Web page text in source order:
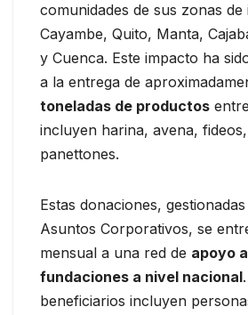
comunidades de sus zonas de
Cayambe, Quito, Manta,
y Cuenca. Este impacto ha
a la entrega de
toneladas de productos
incluyen harina, avena,
panettones.
Estas donaciones,
Asuntos Corporativos, se
mensual a una red de apoyo
fundaciones a nivel nacional
beneficiarios incluyen